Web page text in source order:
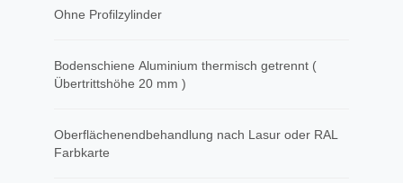
Ohne Profilzylinder
Bodenschiene Aluminium thermisch getrennt (
Übertrittshöhe 20 mm )
Oberflächenendbehandlung nach Lasur oder RAL
Farbkarte